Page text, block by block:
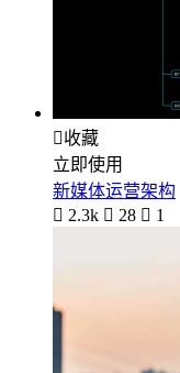
收藏
立即使用
新媒体运营架构
 2.3k  28  1